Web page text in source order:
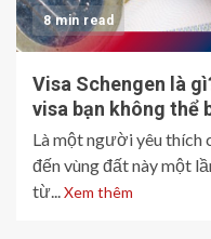
8 min read
Visa Schengen là
visa bạn không thể
Là một người yêu thích
đến vùng đất này một
từ...Xem thêm